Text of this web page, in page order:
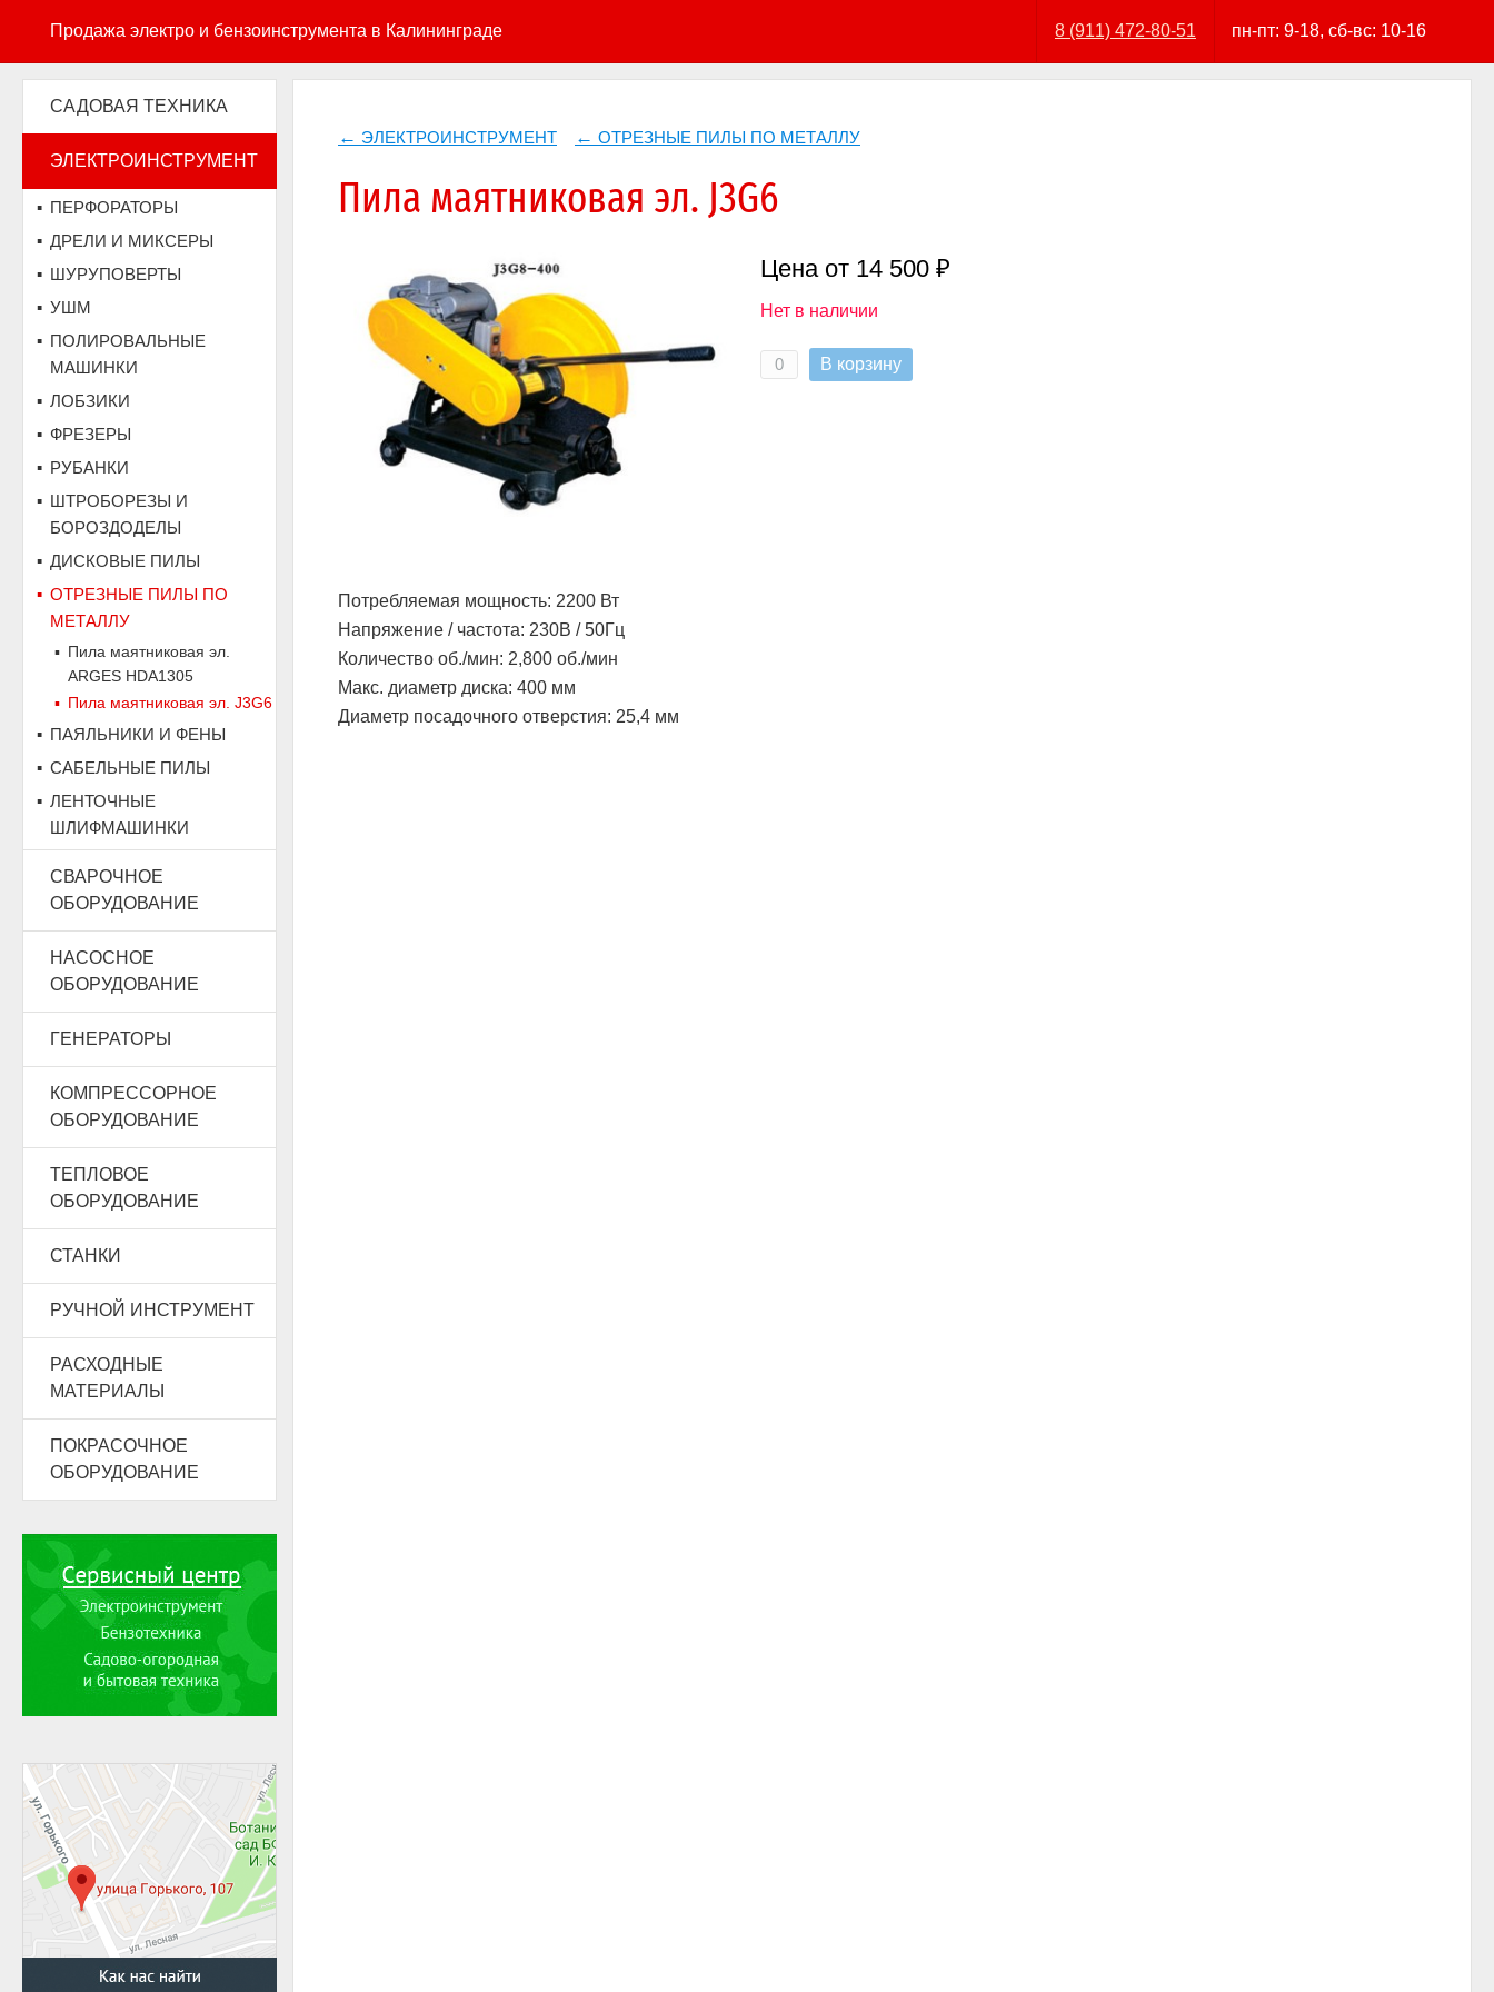
Продажа электро и бензоинструмента в Калининграде 8 (911) 472-80-51 пн-пт: 9-18, сб-вс: 10-16
САДОВАЯ ТЕХНИКА
ЭЛЕКТРОИНСТРУМЕНТ
ПЕРФОРАТОРЫ
ДРЕЛИ И МИКСЕРЫ
ШУРУПОВЕРТЫ
УШМ
ПОЛИРОВАЛЬНЫЕ
МАШИНКИ
ЛОБЗИКИ
ФРЕЗЕРЫ
РУБАНКИ
ШТРОБОРЕЗЫ И
БОРОЗДОДЕЛЫ
ДИСКОВЫЕ ПИЛЫ
ОТРЕЗНЫЕ ПИЛЫ ПО
МЕТАЛЛУ
Пила маятниковая эл.
ARGES HDA1305
Пила маятниковая эл. J3G6
ПАЯЛЬНИКИ И ФЕНЫ
САБЕЛЬНЫЕ ПИЛЫ
ЛЕНТОЧНЫЕ
ШЛИФМАШИНКИ
СВАРОЧНОЕ
ОБОРУДОВАНИЕ
НАСОСНОЕ
ОБОРУДОВАНИЕ
ГЕНЕРАТОРЫ
КОМПРЕССОРНОЕ
ОБОРУДОВАНИЕ
ТЕПЛОВОЕ
ОБОРУДОВАНИЕ
СТАНКИ
РУЧНОЙ ИНСТРУМЕНТ
РАСХОДНЫЕ
МАТЕРИАЛЫ
ПОКРАСОЧНОЕ
ОБОРУДОВАНИЕ
ЭЛЕКТРОИНСТРУМЕНТ ОТРЕЗНЫЕ ПИЛЫ ПО МЕТАЛЛУ
Пила маятниковая эл. J3G6
Цена от 14 500 ₽
Нет в наличии
В корзину
Потребляемая мощность: 2200 Вт
Напряжение / частота: 230В / 50Гц
Количество об./мин: 2,800 об./мин
Макс. диаметр диска: 400 мм
Диаметр посадочного отверстия: 25,4 мм